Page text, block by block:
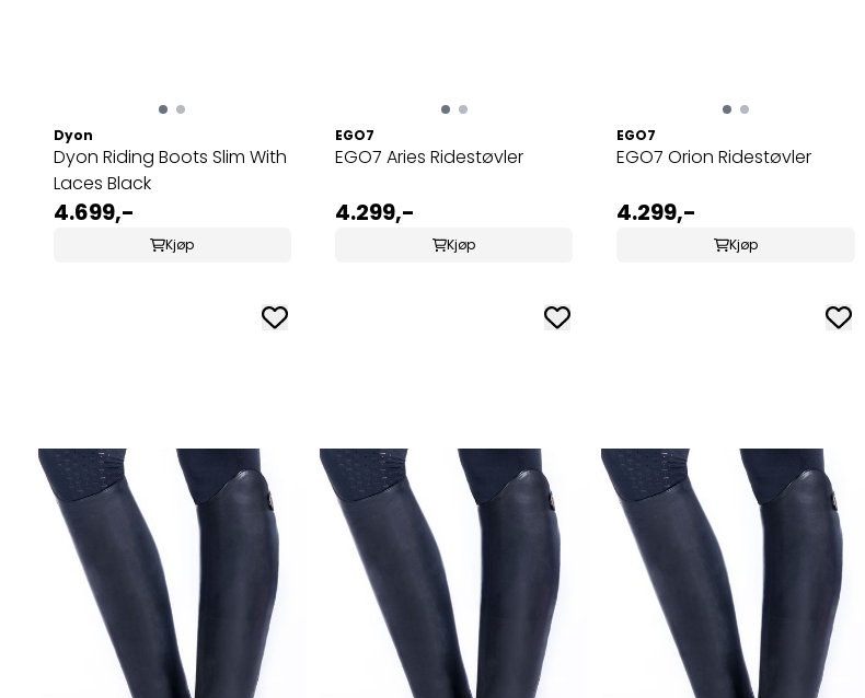
Dyon
Dyon Riding Boots Slim With
Laces Black
4.699,-
Kjøp
EGO7
EGO7 Aries Ridestøvler
4.299,-
Kjøp
EGO7
EGO7 Orion Ridestøvler
4.299,-
Kjøp